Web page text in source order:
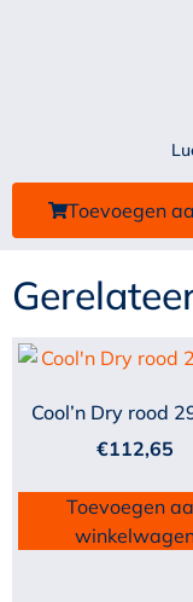
Toevoegen
Cool’n Dry rood
€112,65
Toevoegen